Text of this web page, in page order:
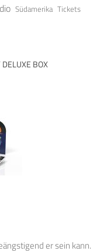
Südamerika Tickets
BOX
er sein kann.